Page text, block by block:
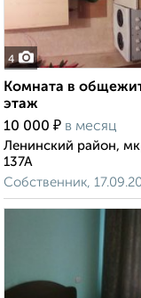
4
Комната в
этаж
10 000 ₽ в месяц
Ленинский район,
137А
Собственник,